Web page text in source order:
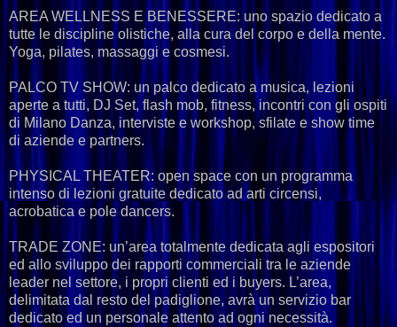
AREA WELLNESS E BENESSERE: uno spazio dedicato a
tutte le discipline olistiche, alla cura del corpo e della mente.
Yoga, pilates, massaggi e cosmesi.
PALCO TV SHOW: un palco dedicato a musica, lezioni
aperte a tutti, DJ Set, flash mob, fitness, incontri con gli ospiti
di Milano Danza, interviste e workshop, sfilate e show time
di aziende e partners.
PHYSICAL THEATER: open space con un programma
intenso di lezioni gratuite dedicato ad arti circensi,
acrobatica e pole dancers.
TRADE ZONE: un’area totalmente dedicata agli espositori
ed allo sviluppo dei rapporti commerciali tra le aziende
leader nel settore, i propri clienti ed i buyers. L’area,
delimitata dal resto del padiglione, avrà un servizio bar
dedicato ed un personale attento ad ogni necessità.